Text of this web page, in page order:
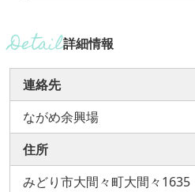
詳細情報
連絡先
ながめ余興場
住所
みどり市大間々町大間々1635